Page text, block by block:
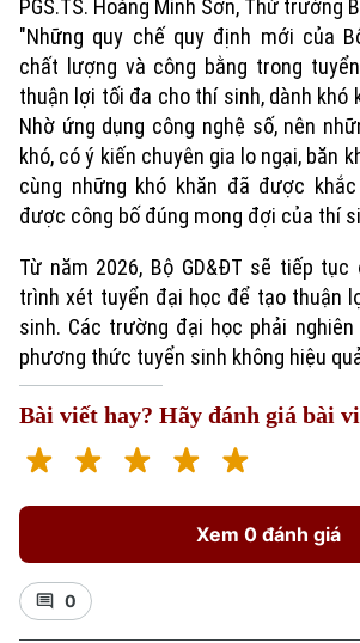
PGS.TS. Hoàng Minh Sơn, Thứ trưởng
"Những quy chế quy định mới của
chất lượng và công bằng trong
thuận lợi tối đa cho thí sinh, dành khó
Nhờ ứng dụng công nghệ số, nên
khó, có ý kiến chuyên gia lo ngại, băn
cùng những khó khăn đã được
được công bố đúng mong đợi của thí
Từ năm 2026, Bộ GD&ĐT sẽ tiếp
trình xét tuyển đại học để tạo thuận
sinh. Các trường đại học phải
phương thức tuyển sinh không hiệu
Bài viết hay? Hãy đánh giá bài
Xem 0 đánh giá
0